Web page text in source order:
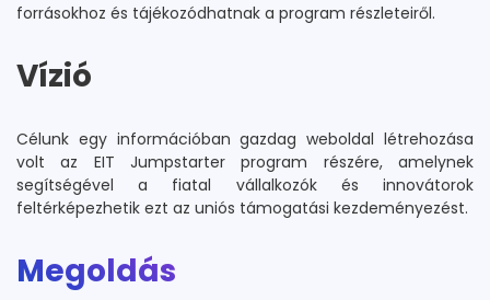
forrásokhoz és tájékozódhatnak a program részleteiről.
Vízió
Célunk egy információban gazdag weboldal létrehozása
volt az EIT Jumpstarter program részére, amelynek
segítségével a fiatal vállalkozók és innovátorok
feltérképezhetik ezt az uniós támogatási kezdeményezést.
Megoldás